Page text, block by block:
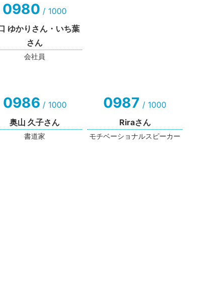
0980 / 1000
ゆかりさん・いち葉
さん
会社員
0986 / 1000
奥山 久子さん
書道家
0987 / 1000
Riraさん
モチベーショナルスピーカー